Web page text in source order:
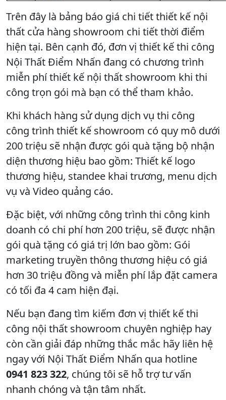
Trên đây là bảng báo giá chi tiết thiết kế nội
thất cửa hàng showroom chi tiết thời điểm
hiện tại. Bên cạnh đó, đơn vị thiết kế thi công
Nội Thất Điểm Nhấn đang có chương trình
miễn phí thiết kế nội thất showroom khi thi
công trọn gói mà bạn có thể tham khảo.
Khi khách hàng sử dụng dịch vụ thi công
công trình thiết kế showroom có quy mô dưới
200 triệu sẽ nhận được gói quà tặng bộ nhận
diện thương hiệu bao gồm: Thiết kế logo
thương hiệu, standee khai trương, menu dịch
vụ và Video quảng cáo.
Đặc biệt, với những công trình thi công kinh
doanh có chi phí hơn 200 triệu, sẽ được nhận
gói quà tặng có giá trị lớn bao gồm: Gói
marketing truyền thông thương hiệu có giá
hơn 30 triệu đồng và miễn phí lắp đặt camera
có tối đa 4 cam hiện đại.
Nếu bạn đang tìm kiếm đơn vị thiết kế thi
công nội thất showroom chuyên nghiệp hay
còn cần giải đáp những thắc mắc hãy liên hệ
ngay với Nội Thất Điểm Nhấn qua hotline
0941 823 322, chúng tôi sẽ hỗ trợ tư vấn
nhanh chóng và tận tâm nhất.